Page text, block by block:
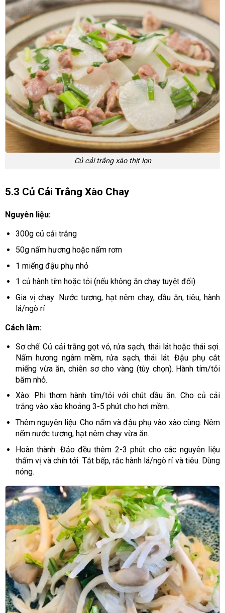
Củ cải trắng xào thịt lợn
5.3 Củ Cải Trắng Xào Chay
Nguyên liệu:
300g củ cải trắng
50g nấm hương hoặc nấm rơm
1 miếng đậu phụ nhỏ
1 củ hành tím hoặc tỏi (nếu không ăn chay tuyệt đối)
Gia vị chay: Nước tương, hạt nêm chay, dầu ăn, tiêu, hành
lá/ngò rí
Cách làm:
Sơ chế: Củ cải trắng gọt vỏ, rửa sạch, thái lát hoặc thái sợi.
Nấm hương ngâm mềm, rửa sạch, thái lát. Đậu phụ cắt
miếng vừa ăn, chiên sơ cho vàng (tùy chọn). Hành tím/tỏi
băm nhỏ.
Xào: Phi thơm hành tím/tỏi với chút dầu ăn. Cho củ cải
trắng vào xào khoảng 3-5 phút cho hơi mềm.
Thêm nguyên liệu: Cho nấm và đậu phụ vào xào cùng. Nêm
nếm nước tương, hạt nêm chay vừa ăn.
Hoàn thành: Đảo đều thêm 2-3 phút cho các nguyên liệu
thấm vị và chín tới. Tắt bếp, rắc hành lá/ngò rí và tiêu. Dùng
nóng.